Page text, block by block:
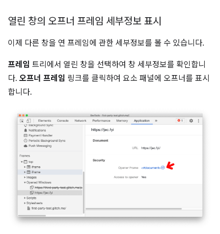
열린 창의 오프너 프레임 세부정보 표시
이제 다른 창을 연 프레임에 관한 세부정보를 볼 수 있습니다.
프레임 트리에서 열린 창을 선택하여 창 세부정보를 확인합니
다. 오프너 프레임 링크를 클릭하여 요소 패널에 오프너를 표시
합니다.